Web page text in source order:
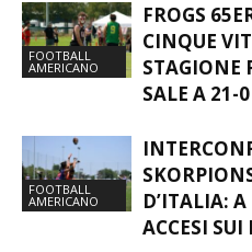
FOOTBALL
AMERICANO
FROGS
CINQUE
STAGIONE
SALE A 21-0
FOOTBALL
AMERICANO
D’ITALIA:
ACCESI SUI